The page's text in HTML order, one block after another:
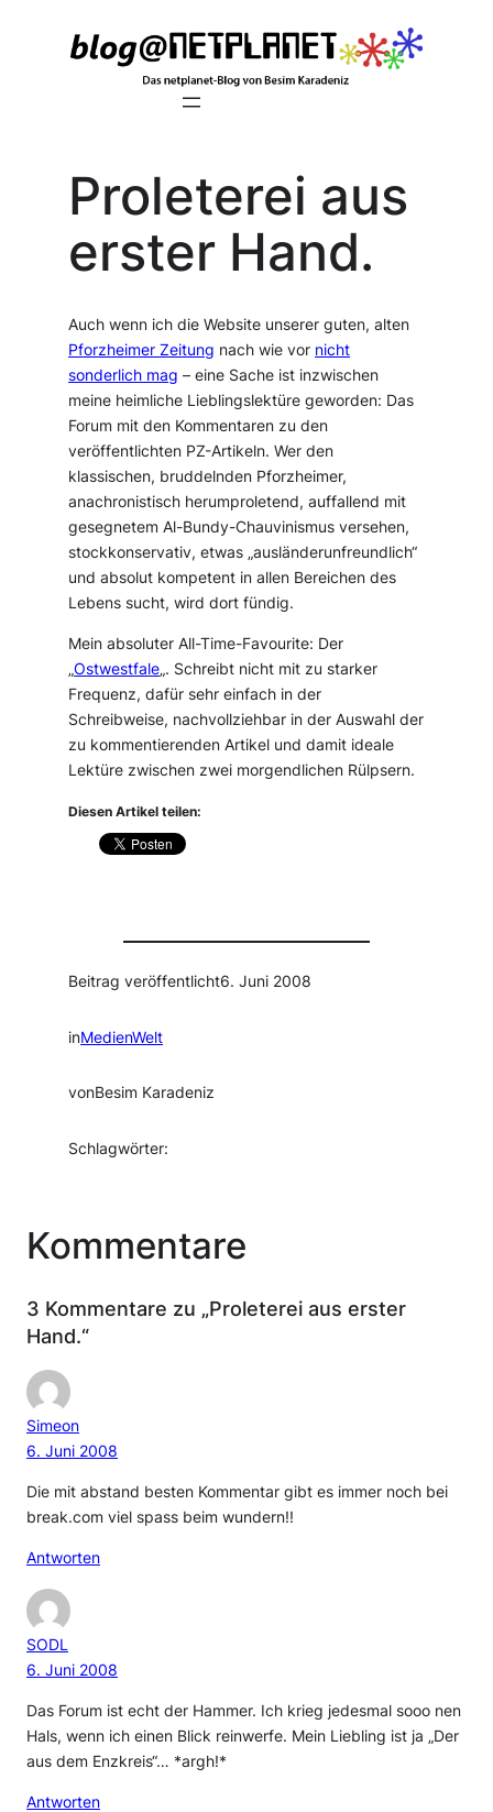
Proleterei aus
erster Hand.
Auch wenn ich die Website unserer guten, alten
Pforzheimer Zeitung nach wie vor nicht
sonderlich mag – eine Sache ist inzwischen
meine heimliche Lieblingslektüre geworden: Das
Forum mit den Kommentaren zu den
veröffentlichten PZ-Artikeln. Wer den
klassischen, bruddelnden Pforzheimer,
anachronistisch herumproletend, auffallend mit
gesegnetem Al-Bundy-Chauvinismus versehen,
stockkonservativ, etwas „ausländerunfreundlich“
und absolut kompetent in allen Bereichen des
Lebens sucht, wird dort fündig.
Mein absoluter All-Time-Favourite: Der
„Ostwestfale„. Schreibt nicht mit zu starker
Frequenz, dafür sehr einfach in der
Schreibweise, nachvollziehbar in der Auswahl der
zu kommentierenden Artikel und damit ideale
Lektüre zwischen zwei morgendlichen Rülpsern.
Diesen Artikel teilen:
Beitrag veröffentlicht6. Juni 2008
inMedienWelt
vonBesim Karadeniz
Schlagwörter:
Kommentare
3 Kommentare zu „Proleterei aus erster
Hand.“
Simeon
6. Juni 2008
Die mit abstand besten Kommentar gibt es immer noch bei
break.com viel spass beim wundern!!
Antworten
SODL
6. Juni 2008
Das Forum ist echt der Hammer. Ich krieg jedesmal sooo nen
Hals, wenn ich einen Blick reinwerfe. Mein Liebling ist ja „Der
aus dem Enzkreis“… *argh!*
Antworten